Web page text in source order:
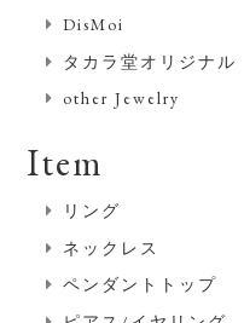
DisMoi
タカラ堂オリジナル
other Jewelry
Item
リング
ネックレス
ペンダントトップ